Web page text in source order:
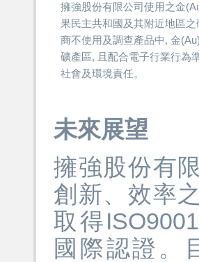
擁強股份有限公司使用之金
果民主共和國及其附近地區
商不使用及調查產品中, 金
礦產區, 且配合電子行業行為
社會及環境責任。
未來展望
擁強股份有
創新、效率
取得
國際認證。